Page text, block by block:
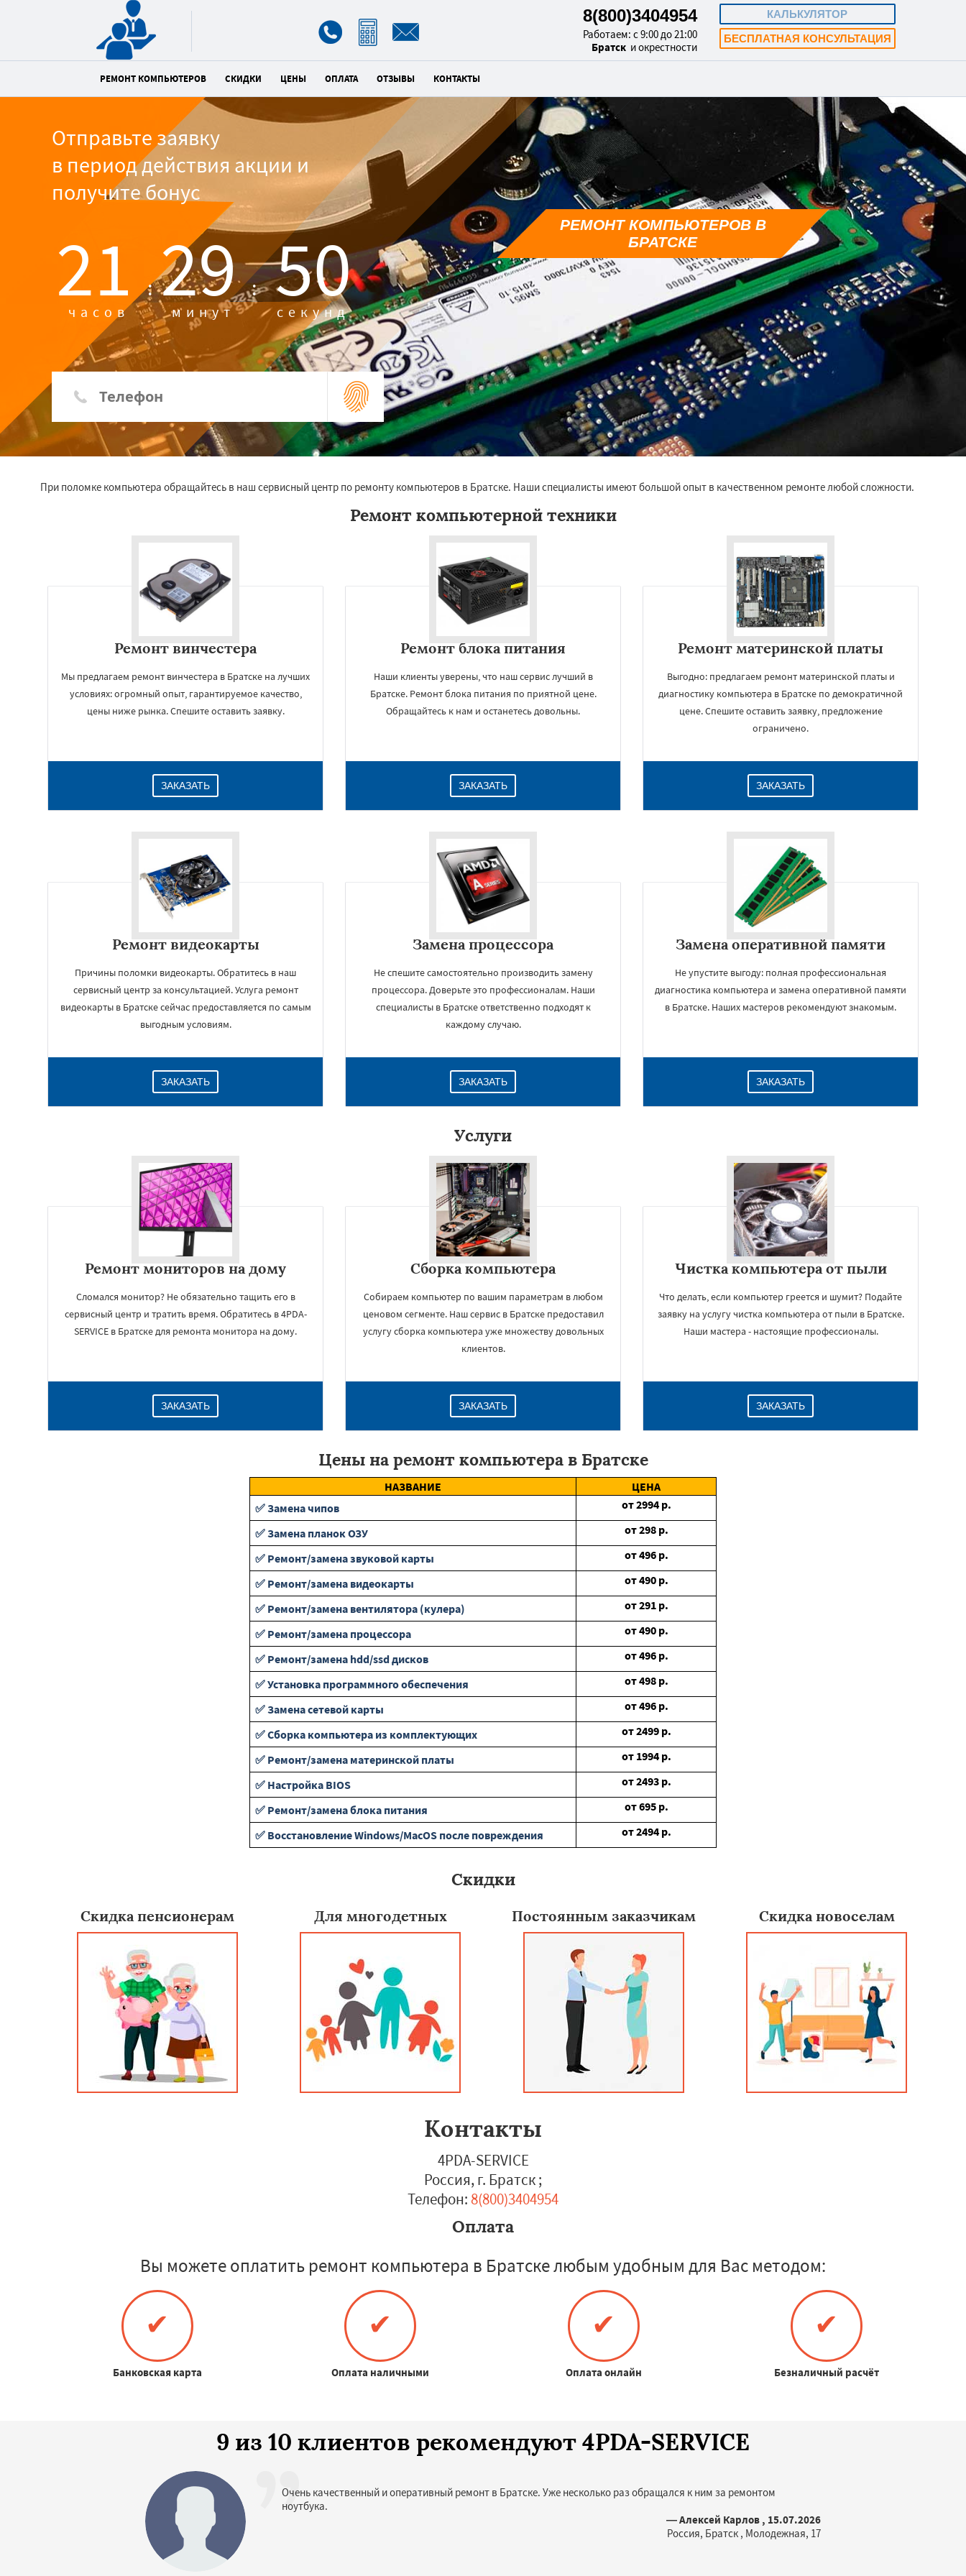
КАЛЬКУЛЯТОР
БЕСПЛАТНАЯ КОНСУЛЬТАЦИЯ
8(800)3404954
Работаем: с 9:00 до 21:00
Братск и окрестности
РЕМОНТ КОМПЬЮТЕРОВ СКИДКИ ЦЕНЫ ОПЛАТА ОТЗЫВЫ КОНТАКТЫ
Отправьте заявку
в период действия акции и
получите бонус
21 :
часов 29 :
минут 49
секунд
РЕМОНТ КОМПЬЮТЕРОВ В
БРАТСКЕ
При поломке компьютера обращайтесь в наш сервисный центр по ремонту компьютеров в Братске. Наши специалисты имеют большой опыт в качественном ремонте любой сложности.
Ремонт компьютерной техники
Ремонт винчестера
Мы предлагаем ремонт винчестера в Братске на лучших
условиях: огромный опыт, гарантируемое качество,
цены ниже рынка. Спешите оставить заявку.
ЗАКАЗАТЬ
Ремонт блока питания
Наши клиенты уверены, что наш сервис лучший в
Братске. Ремонт блока питания по приятной цене.
Обращайтесь к нам и останетесь довольны.
ЗАКАЗАТЬ
Ремонт материнской платы
Выгодно: предлагаем ремонт материнской платы и
диагностику компьютера в Братске по демократичной
цене. Спешите оставить заявку, предложение
ограничено.
ЗАКАЗАТЬ
Ремонт видеокарты
Причины поломки видеокарты. Обратитесь в наш
сервисный центр за консультацией. Услуга ремонт
видеокарты в Братске сейчас предоставляется по самым
выгодным условиям.
ЗАКАЗАТЬ
Замена процессора
Не спешите самостоятельно производить замену
процессора. Доверьте это профессионалам. Наши
специалисты в Братске ответственно подходят к
каждому случаю.
ЗАКАЗАТЬ
Замена оперативной памяти
Не упустите выгоду: полная профессиональная
диагностика компьютера и замена оперативной памяти
в Братске. Наших мастеров рекомендуют знакомым.
ЗАКАЗАТЬ
Услуги
Ремонт мониторов на дому
Сломался монитор? Не обязательно тащить его в
сервисный центр и тратить время. Обратитесь в 4PDA-
SERVICE в Братске для ремонта монитора на дому.
ЗАКАЗАТЬ
Сборка компьютера
Собираем компьютер по вашим параметрам в любом
ценовом сегменте. Наш сервис в Братске предоставил
услугу сборка компьютера уже множеству довольных
клиентов.
ЗАКАЗАТЬ
Чистка компьютера от пыли
Что делать, если компьютер греется и шумит? Подайте
заявку на услугу чистка компьютера от пыли в Братске.
Наши мастера - настоящие профессионалы.
ЗАКАЗАТЬ
Цены на ремонт компьютера в Братске
НАЗВАНИЕ
ЦЕНА
✅ Замена чипов
от2994 р.
✅ Замена планок ОЗУ
от298 р.
✅ Ремонт/замена звуковой карты
от496 р.
✅ Ремонт/замена видеокарты
от490 р.
✅ Ремонт/замена вентилятора (кулера)
от291 р.
✅ Ремонт/замена процессора
от490 р.
✅ Ремонт/замена hdd/ssd дисков
от496 р.
✅ Установка программного обеспечения
от498 р.
✅ Замена сетевой карты
от496 р.
✅ Сборка компьютера из комплектующих
от2499 р.
✅ Ремонт/замена материнской платы
от 1994 р.
✅ Настройка BIOS
от2493 р.
✅ Ремонт/замена блока питания
от695 р.
✅ Восстановление Windows/MacOS после повреждения
от2494 р.
Скидки
Скидка пенсионерам Для многодетных Постоянным заказчикам Скидка новоселам
Контакты
4PDA-SERVICE
Россия, г. Братск;
Телефон: 8(800)3404954
Оплата
Вы можете оплатить ремонт компьютера в Братске любым удобным для Вас методом:
✔
Банковская карта
✔
Оплата наличными
✔
Оплата онлайн
✔
Безналичный расчёт
9 из 10 клиентов рекомендуют 4PDA-SERVICE
Очень качественный и оперативный ремонт в Братске. Уже несколько раз обращался к ним за ремонтом
ноутбука.
— Алексей Карлов , 15.07.2026
Россия, Братск , Молодежная, 17
Даю согласие на обработку персональных данных